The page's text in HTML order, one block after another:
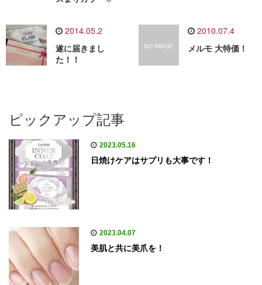
2014.05.2
遂に届きまし
た！！
2010.07.4
メルモ 大特価！
ピックアップ記事
2023.05.16
日焼けケアはサプリも大事です！
2023.04.07
美肌と共に美爪を！